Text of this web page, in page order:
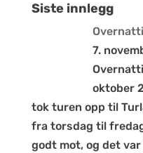
Siste innlegg
7.
oktober
tok turen opp til
fra torsdag til
godt mot, og det